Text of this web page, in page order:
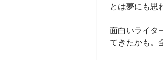
とは夢にも思
面白いライタ
てきたかも。